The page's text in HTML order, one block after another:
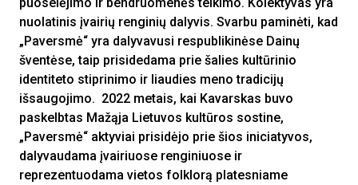
nuolatinis įvairių renginių dalyvis. Svarbu paminėti, kad
„Paversmė“ yra dalyvavusi respublikinėse Dainų
šventėse, taip prisidedama prie šalies kultūrinio
identiteto stiprinimo ir liaudies meno tradicijų
išsaugojimo. ​ 2022 metais, kai Kavarskas buvo
paskelbtas Mažąja Lietuvos kultūros sostine,
„Paversmė“ aktyviai prisidėjo prie šios iniciatyvos,
dalyvaudama įvairiuose renginiuose ir
reprezentuodama vietos folklorą platesniame